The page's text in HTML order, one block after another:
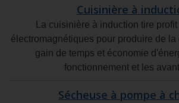
Cuisinière à
La cuisinière à induction tire
électromagnétiques pour produire de la
gain de temps et économie
fonctionnement et les
Sécheuse à pompe à